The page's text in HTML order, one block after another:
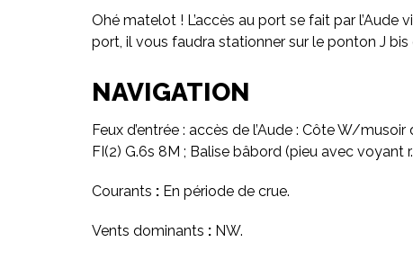
Ohé matelot ! L’accès au port se fait par l’Aude
port, il vous faudra stationner sur le ponton J
NAVIGATION
Feux d’entrée : accès de l’Aude : Côte W/musoir
FI(2) G.6s 8M ; Balise bâbord (pieu avec
Courants : En période de crue.
Vents dominants : NW.